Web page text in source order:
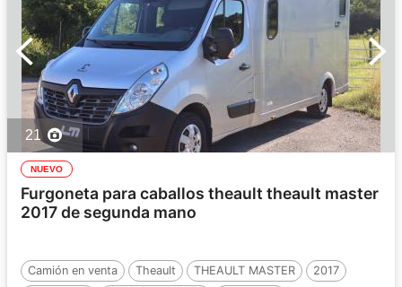
21
NUEVO
Furgoneta para caballos theault theault master
2017 de segunda mano
Camión en venta Theault THEAULT MASTER
2017